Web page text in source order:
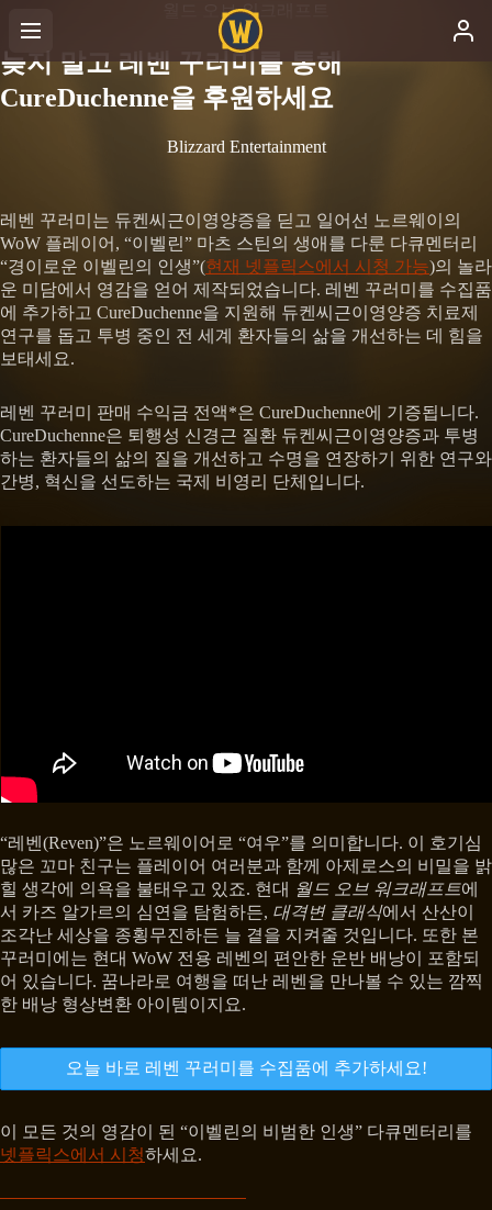
월드 오브 워크래프트
늦지 말고 레벤 꾸러미를 통해
CureDuchenne을 후원하세요
Blizzard Entertainment
레벤 꾸러미는 듀켄씨근이영양증을 딛고 일어선 노르웨이의
WoW 플레이어, “이벨린” 마츠 스틴의 생애를 다룬 다큐멘터리
“경이로운 이벨린의 인생”(현재 넷플릭스에서 시청 가능)의 놀라
운 미담에서 영감을 얻어 제작되었습니다. 레벤 꾸러미를 수집품
에 추가하고 CureDuchenne을 지원해 듀켄씨근이영양증 치료제
연구를 돕고 투병 중인 전 세계 환자들의 삶을 개선하는 데 힘을
보태세요.
레벤 꾸러미 판매 수익금 전액*은 CureDuchenne에 기증됩니다.
CureDuchenne은 퇴행성 신경근 질환 듀켄씨근이영양증과 투병
하는 환자들의 삶의 질을 개선하고 수명을 연장하기 위한 연구와
간병, 혁신을 선도하는 국제 비영리 단체입니다.
“레벤(Reven)”은 노르웨이어로 “여우”를 의미합니다. 이 호기심
많은 꼬마 친구는 플레이어 여러분과 함께 아제로스의 비밀을 밝
힐 생각에 의욕을 불태우고 있죠. 현대 월드 오브 워크래프트에
서 카즈 알가르의 심연을 탐험하든, 대격변 클래식에서 산산이
조각난 세상을 종횡무진하든 늘 곁을 지켜줄 것입니다. 또한 본
꾸러미에는 현대 WoW 전용 레벤의 편안한 운반 배낭이 포함되
어 있습니다. 꿈나라로 여행을 떠난 레벤을 만나볼 수 있는 깜찍
한 배낭 형상변환 아이템이지요.
오늘 바로 레벤 꾸러미를 수집품에 추가하세요!
이 모든 것의 영감이 된 “이벨린의 비범한 인생” 다큐멘터리를
넷플릭스에서 시청하세요.